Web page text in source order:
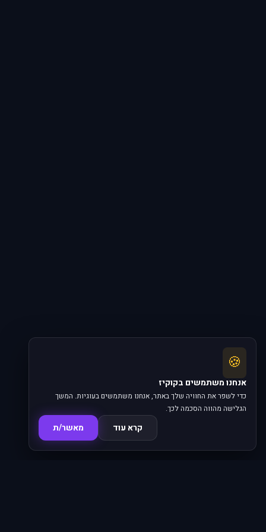
🍪
אנחנו משתמשים בקוקיז
כדי לשפר את החוויה שלך באתר, אנחנו משתמשים בעוגיות. המשך
הגלישה מהווה הסכמה לכך.
קרא עוד מאשר/ת